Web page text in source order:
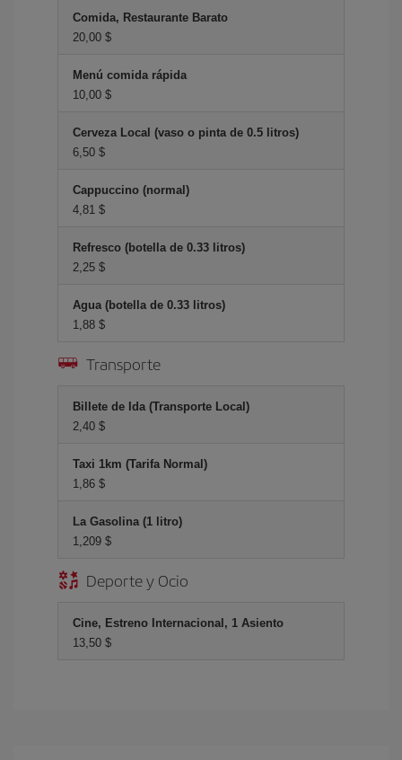
Comida, Restaurante Barato
20,00 $
Menú comida rápida
10,00 $
Cerveza Local (vaso o pinta de 0.5 litros)
6,50 $
Cappuccino (normal)
4,81 $
Refresco (botella de 0.33 litros)
2,25 $
Agua (botella de 0.33 litros)
1,88 $
Transporte
Billete de Ida (Transporte Local)
2,40 $
Taxi 1km (Tarifa Normal)
1,86 $
La Gasolina (1 litro)
1,209 $
Deporte y Ocio
Cine, Estreno Internacional, 1 Asiento
13,50 $